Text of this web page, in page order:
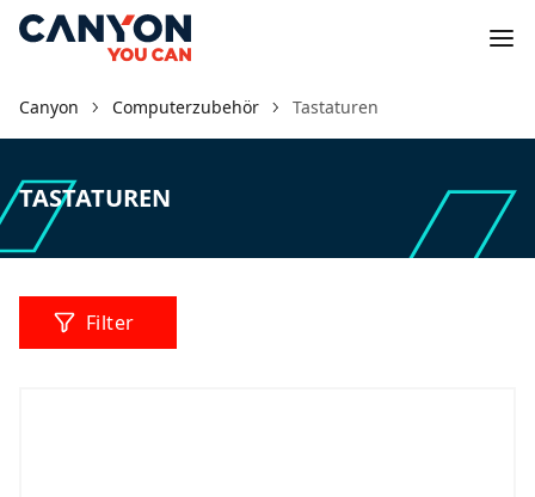
Canyon Computerzubehör Tastaturen
TASTATUREN
Filter